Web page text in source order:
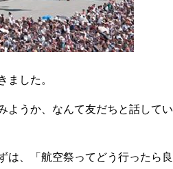
した。
ようか、なんて友だちと話してい
、「航空祭ってどう行ったら良